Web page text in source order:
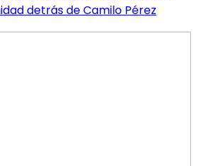
detrás de Camilo Pérez